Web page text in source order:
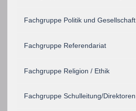
Fachgruppe Politik und Gesellschaft
Fachgruppe Referendariat
Fachgruppe Religion / Ethik
Fachgruppe Schulleitung/Direktoren